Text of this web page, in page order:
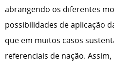
abrangendo os diferentes
possibilidades de aplicação
que em muitos casos
referenciais de nação.